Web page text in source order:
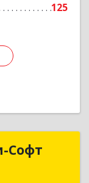
125
Подробнее
СофтСофт